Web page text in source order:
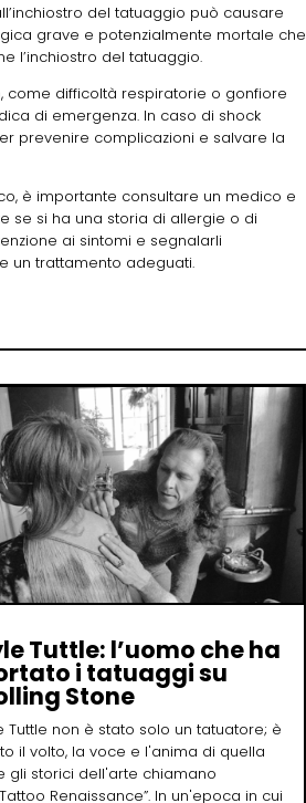
del tatuaggio può causare
grave e potenzialmente mortale che
l’inchiostro del tatuaggio.
come difficoltà respiratorie o gonfiore
di emergenza. In caso di shock
prevenire complicazioni e salvare la
è importante consultare un medico e
se si ha una storia di allergie o di
ai sintomi e segnalarli
un trattamento adeguati.
Tuttle: l’uomo che ha
i tatuaggi su
Stone
Tuttle non è stato solo un tatuatore; è
il volto, la voce e l'anima di quella
gli storici dell'arte chiamano
Renaissance”. In un'epoca in cui